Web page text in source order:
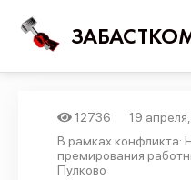
12736
19
В рамках конфликта:
премирования
Пулково